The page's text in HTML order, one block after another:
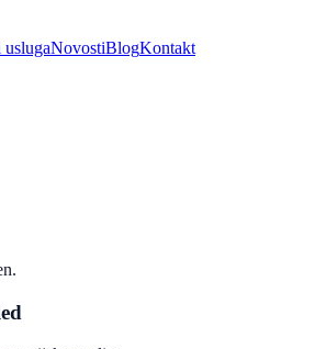
uslugaNovostiBlogKontakt